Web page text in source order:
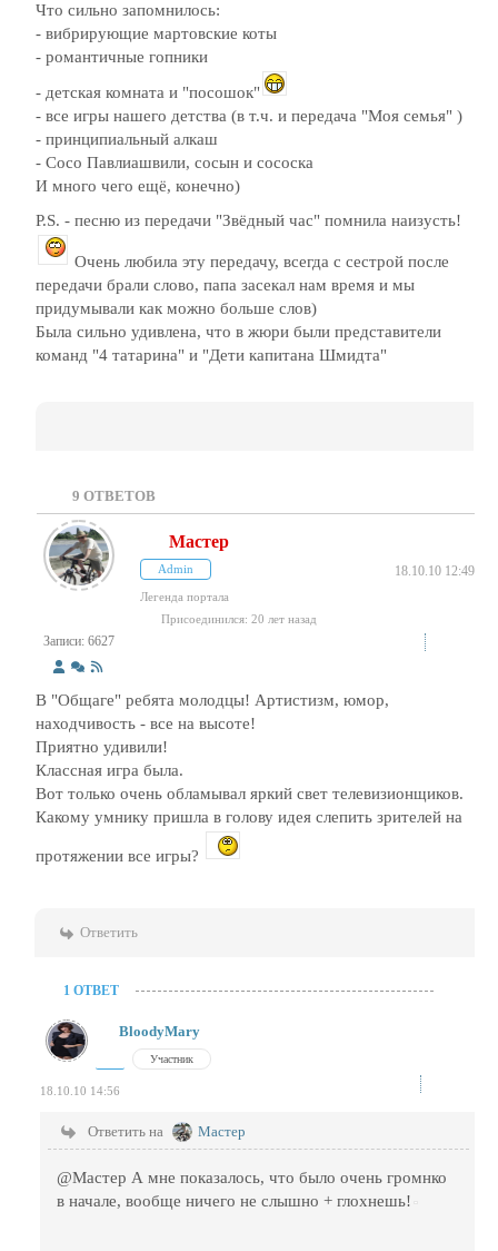
Что сильно запомнилось:
- вибрирующие мартовские коты
- романтичные гопники
- детская комната и "посошок"
- все игры нашего детства (в т.ч. и передача "Моя семья" )
- принципиальный алкаш
- Сосо Павлиашвили, сосын и сососка
И много чего ещё, конечно)
P.S. - песню из передачи "Звёдный час" помнила наизусть!
Очень любила эту передачу, всегда с сестрой после
передачи брали слово, папа засекал нам время и мы
придумывали как можно больше слов)
Была сильно удивлена, что в жюри были представители
команд "4 татарина" и "Дети капитана Шмидта"
9 ОТВЕТОВ
Записи: 6627
Мастер
Admin 18.10.10 12:49
Легенда портала
Присоединился: 20 лет назад
В "Общаге" ребята молодцы! Артистизм, юмор,
находчивость - все на высоте!
Приятно удивили!
Классная игра была.
Вот только очень обламывал яркий свет телевизионщиков.
Какому умнику пришла в голову идея слепить зрителей на
протяжении все игры?
Ответить
1 ОТВЕТ
BloodyMary
Участник
18.10.10 14:56
Ответить на Мастер
@Мастер А мне показалось, что было очень громнко
в начале, вообще ничего не слышно + глохнешь!